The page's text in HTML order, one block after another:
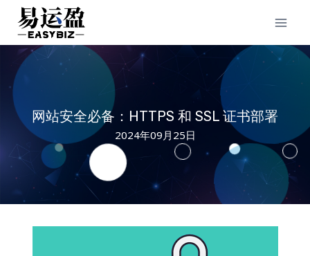
content
网站安全必备：HTTPS 和 SSL 证书部署
2024年09月25日